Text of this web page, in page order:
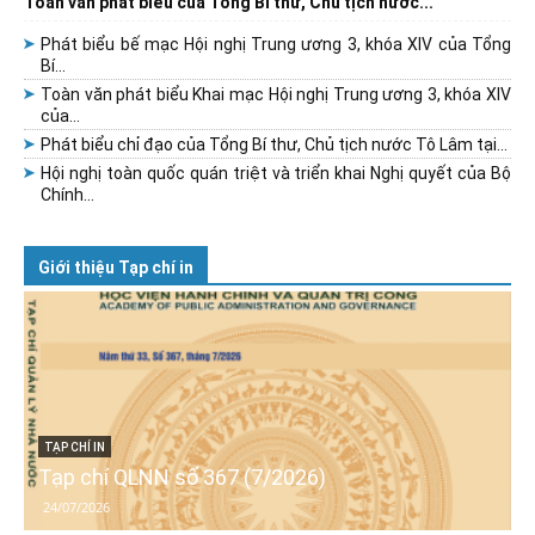
Phát biểu bế mạc Hội nghị Trung ương 3, khóa XIV của Tổng
Bí...
Toàn văn phát biểu Khai mạc Hội nghị Trung ương 3, khóa XIV
của...
Phát biểu chỉ đạo của Tổng Bí thư, Chủ tịch nước Tô Lâm tại...
Hội nghị toàn quốc quán triệt và triển khai Nghị quyết của Bộ
Chính...
Giới thiệu Tạp chí in
TẠP CHÍ IN
Tạp chí QLNN số 367 (7/2026)
24/07/2026